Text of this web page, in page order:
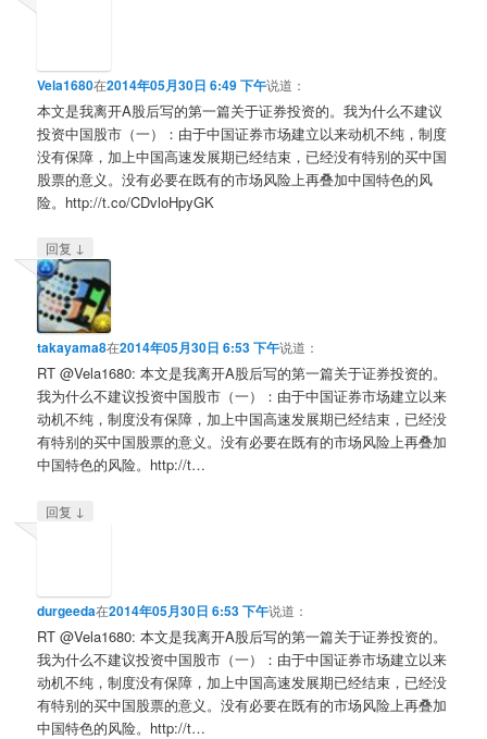
Vela1680在2014年05月30日 6:49 下午说道：
本文是我离开A股后写的第一篇关于证券投资的。我为什么不建议
投资中国股市（一）：由于中国证券市场建立以来动机不纯，制度
没有保障，加上中国高速发展期已经结束，已经没有特别的买中国
股票的意义。没有必要在既有的市场风险上再叠加中国特色的风
险。http://t.co/CDvloHpyGK
回复 ↓
takayama8在2014年05月30日 6:53 下午说道：
RT @Vela1680: 本文是我离开A股后写的第一篇关于证券投资的。
我为什么不建议投资中国股市（一）：由于中国证券市场建立以来
动机不纯，制度没有保障，加上中国高速发展期已经结束，已经没
有特别的买中国股票的意义。没有必要在既有的市场风险上再叠加
中国特色的风险。http://t…
回复 ↓
durgeeda在2014年05月30日 6:53 下午说道：
RT @Vela1680: 本文是我离开A股后写的第一篇关于证券投资的。
我为什么不建议投资中国股市（一）：由于中国证券市场建立以来
动机不纯，制度没有保障，加上中国高速发展期已经结束，已经没
有特别的买中国股票的意义。没有必要在既有的市场风险上再叠加
中国特色的风险。http://t…